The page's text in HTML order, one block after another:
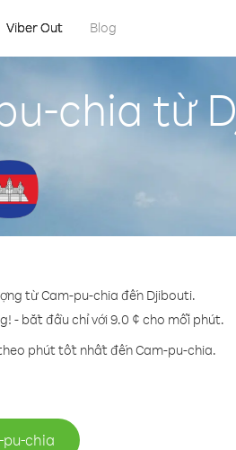
Viber Out Blog
chia từ
từ Cam-pu-chia đến Djibouti.
- bắt đầu chỉ với 9.0 ¢ cho mỗi phút.
phút tốt nhất đến Cam-pu-chia.
pu-chia